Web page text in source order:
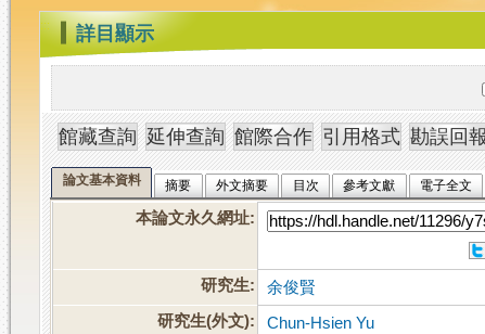
值
系
統
::: 詳目顯示
論文基本資料 摘要 外文摘要 目次 參考文獻 電子全文
本論文永久網址:
研究生:
余俊賢
研究生(外文):
Chun-Hsien Yu